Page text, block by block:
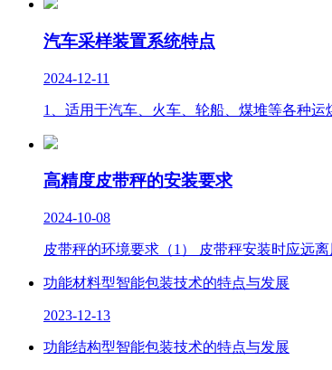
汽车采样装置系统特点
2024-12-11
1、适用于汽车、火车、轮船、煤堆等各种
高精度皮带秤的安装要求
2024-10-08
皮带秤的环境要求（1） 皮带秤安装时应远
功能材料型智能包装技术的特点与发展
2023-12-13
功能结构型智能包装技术的特点与发展